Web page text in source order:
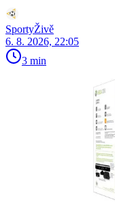
SportyŽivě
6. 8. 2026, 22:05
3 min